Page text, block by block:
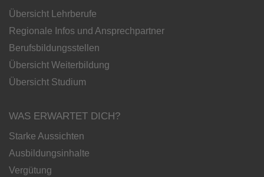
Übersicht Lehrberufe
Regionale Infos und Ansprechpartner
Berufsbildungsstellen
Übersicht Weiterbildung
Übersicht Studium
WAS ERWARTET DICH?
Starke Aussichten
Ausbildungsinhalte
Vergütung